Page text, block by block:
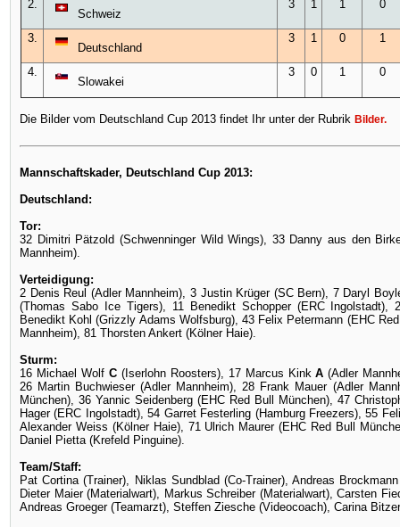
2.
Schweiz
3 1 1 0
3.
Deutschland
3 1 0 1
4.
Slowakei
3 0 1 0
Die Bilder vom Deutschland Cup 2013 findet Ihr unter der Rubrik Bilder.
Mannschaftskader, Deutschland Cup 2013:
Deutschland:
Tor:
32 Dimitri Pätzold (Schwenninger Wild Wings), 33 Danny aus den
Mannheim).
Verteidigung:
2 Denis Reul (Adler Mannheim), 3 Justin Krüger (SC Bern), 7 Daryl
(Thomas Sabo Ice Tigers), 11 Benedikt Schopper (ERC Ingolstadt),
Benedikt Kohl (Grizzly Adams Wolfsburg), 43 Felix Petermann (EHC
Mannheim), 81 Thorsten Ankert (Kölner Haie).
Sturm:
16 Michael Wolf C(Iserlohn Roosters), 17 Marcus KinkA (Adler
26 Martin Buchwieser (Adler Mannheim), 28 Frank Mauer (Adler
München), 36 Yannic Seidenberg (EHC Red Bull München), 47
Hager (ERC Ingolstadt), 54 Garret Festerling (Hamburg Freezers), 55
Alexander Weiss (Kölner Haie), 71 Ulrich Maurer (EHC Red Bull
Daniel Pietta (Krefeld Pinguine).
Team/Staff:
Pat Cortina (Trainer), Niklas Sundblad (Co-Trainer), Andreas
Dieter Maier (Materialwart), Markus Schreiber (Materialwart), Carsten
Andreas Groeger (Teamarzt), Steffen Ziesche (Videocoach), Carina